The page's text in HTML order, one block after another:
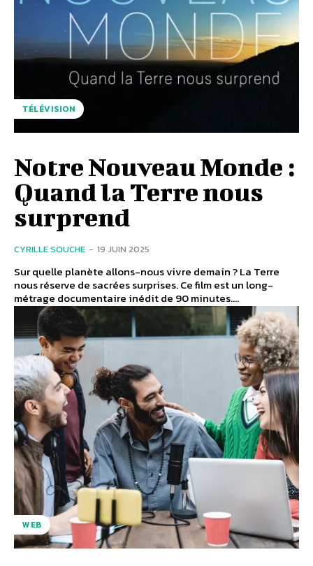
TÉLÉVISION
Notre Nouveau Monde :
Quand la Terre nous
surprend
CYRILLE SOUCHE - 19 JUIN 2025
Sur quelle planète allons-nous vivre demain ? La Terre
nous réserve de sacrées surprises. Ce film est un long-
métrage documentaire inédit de 90 minutes....
WEB